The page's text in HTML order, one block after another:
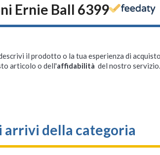
Ernie Ball 6399
il prodotto o la tua esperienza di
articolo o dell'affidabilità del nostro
arrivi della categoria